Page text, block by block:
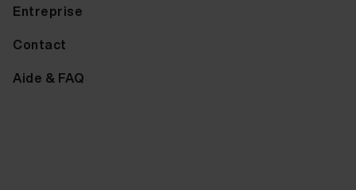
Entreprise
Contact
Aide & FAQ